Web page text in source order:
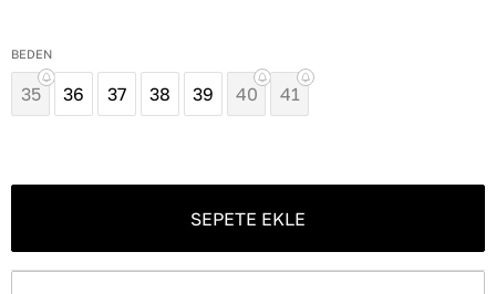
BEDEN
35 36 37 38 39 40 41
SEPETE EKLE